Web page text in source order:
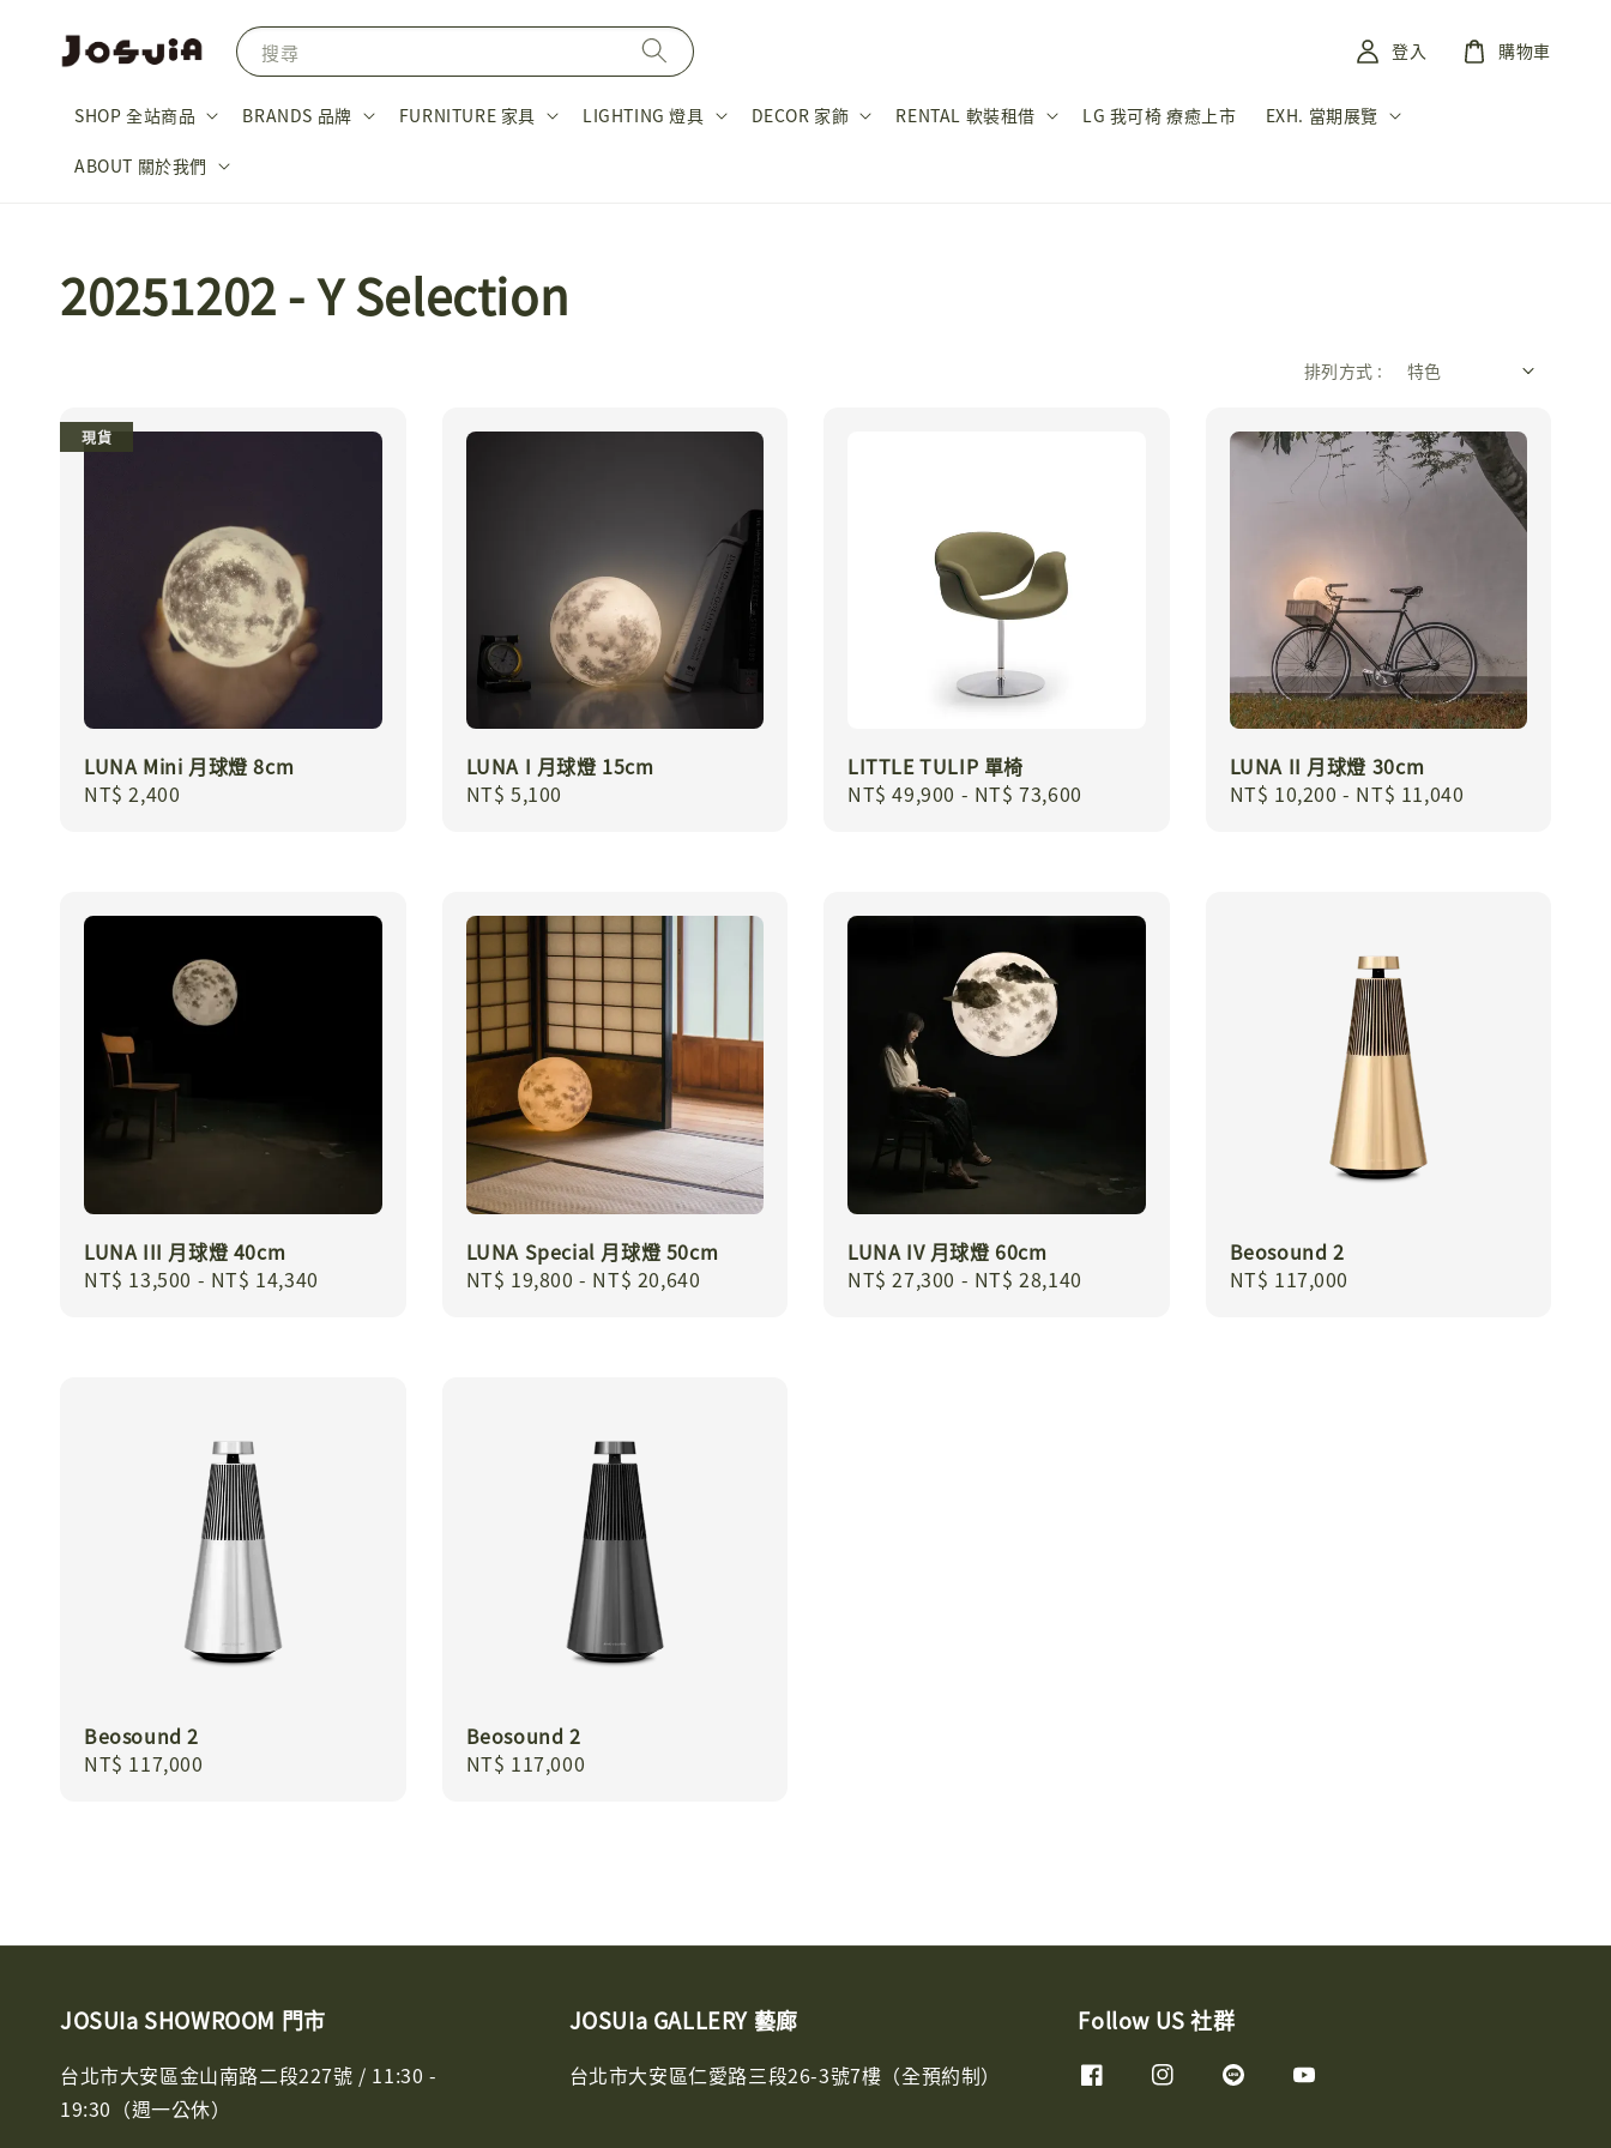
搜尋
SHOP 全站商品 BRANDS 品牌 FURNITURE 家具 LIGHTING 燈具 DECOR 家飾 RENTAL 軟裝租借 LG 我可椅 療癒上市 EXH. 當期展覽
ABOUT 關於我們
登入 購物車
20251202 - Y Selection
排列方式 :
現貨
LUNA Mini 月球燈 8cm
Regular
NT$ 2,400
LUNA I 月球燈 15cm
Regular
NT$ 5,100
LITTLE TULIP 單椅
Regular
NT$ 49,900 - NT$ 73,600
LUNA II 月球燈 30cm
Regular
NT$ 10,200 - NT$ 11,040
LUNA III 月球燈 40cm
Regular
NT$ 13,500 - NT$ 14,340
LUNA Special 月球燈 50cm
Regular
NT$ 19,800 - NT$ 20,640
LUNA IV 月球燈 60cm
Regular
NT$ 27,300 - NT$ 28,140
Beosound 2
Regular
NT$ 117,000
Beosound 2
Regular
NT$ 117,000
Beosound 2
Regular
NT$ 117,000
JOSUIa SHOWROOM 門市
台北市大安區金山南路二段227號 / 11:30 -
19:30（週一公休）
JOSUIa GALLERY 藝廊
台北市大安區仁愛路三段26-3號7樓（全預約制）
Follow US 社群